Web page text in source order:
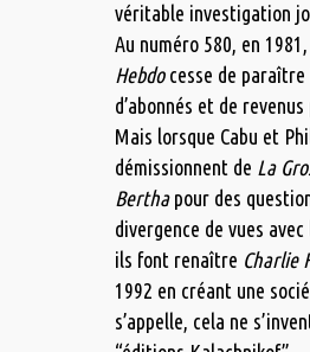
véritable investigation
Au numéro 580, en 1981,
Hebdocesse de paraître
d’abonnés et de
Mais lorsque Cabu et
démissionnent de La
Berthapour des
divergence de vues
ils font renaître Charlie
1992 en créant une
s’appelle, cela ne